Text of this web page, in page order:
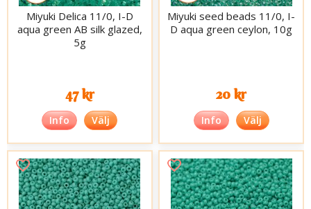
Miyuki Delica 11/0, I-D
aqua green AB silk glazed,
5g
47 kr
Info Välj
Miyuki seed beads 11/0, I-
D aqua green ceylon, 10g
20 kr
Info Välj